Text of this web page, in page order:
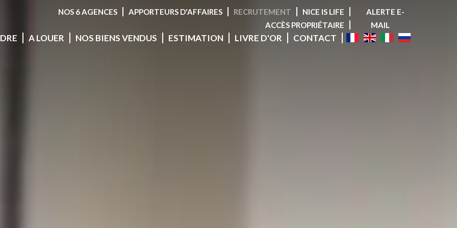
NOS 6 AGENCES APPORTEURS D'AFFAIRES RECRUTEMENT
NICE IS LIFE
ACCÈS PROPRIÉTAIRE
ALERTE E-
MAIL
A LOUER NOS BIENS VENDUS ESTIMATION LIVRE D'OR CONTACT